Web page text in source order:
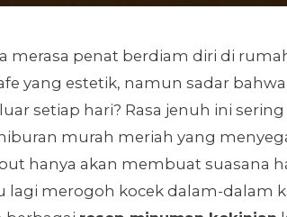
merasa penat berdiam diri di
yang estetik, namun sadar
setiap hari? Rasa jenuh ini
murah meriah yang
hanya akan membuat suasana
lagi merogoh kocek dalam-dalam